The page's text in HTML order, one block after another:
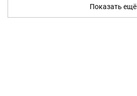
Показать ещё